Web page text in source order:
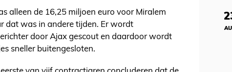
alleen de 16,25 miljoen euro voor Miralem
dat was in andere tijden. Er wordt
door Ajax gescout en daardoor wordt
sneller buitengesloten.